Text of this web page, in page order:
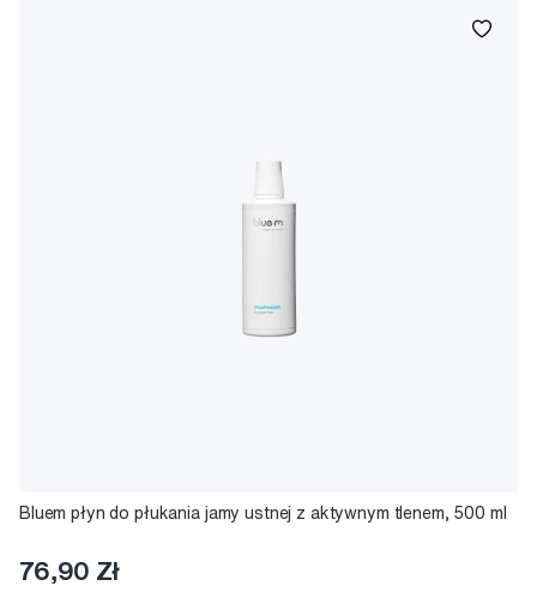
Bluem płyn do płukania jamy ustnej z aktywnym tlenem, 500 ml
76,90 Zł